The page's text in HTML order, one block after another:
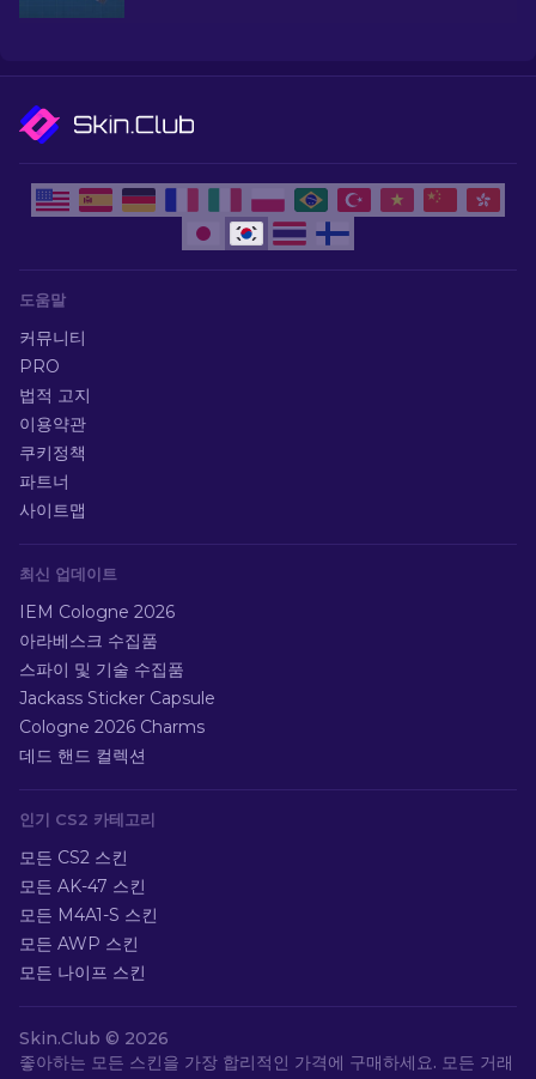
도움말
커뮤니티
PRO
법적 고지
이용약관
쿠키정책
파트너
사이트맵
최신 업데이트
IEM Cologne 2026
아라베스크 수집품
스파이 및 기술 수집품
Jackass Sticker Capsule
Cologne 2026 Charms
데드 핸드 컬렉션
인기 CS2 카테고리
모든 CS2 스킨
모든 AK-47 스킨
모든 M4A1-S 스킨
모든 AWP 스킨
모든 나이프 스킨
Skin.Club © 2026
좋아하는 모든 스킨을 가장 합리적인 가격에 구매하세요. 모든 거래